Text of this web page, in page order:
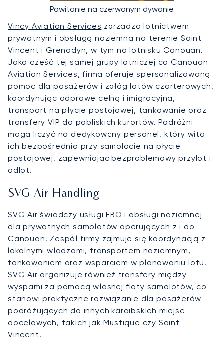
Powitanie na czerwonym dywanie
Vincy Aviation Services zarządza lotnictwem
prywatnym i obsługą naziemną na terenie Saint
Vincent i Grenadyn, w tym na lotnisku Canouan.
Jako część tej samej grupy lotniczej co Canouan
Aviation Services, firma oferuje spersonalizowaną
pomoc dla pasażerów i załóg lotów czarterowych,
koordynując odprawę celną i imigracyjną,
transport na płycie postojowej, tankowanie oraz
transfery VIP do pobliskich kurortów. Podróżni
mogą liczyć na dedykowany personel, który wita
ich bezpośrednio przy samolocie na płycie
postojowej, zapewniając bezproblemowy przylot i
odlot.
SVG Air Handling
SVG Air świadczy usługi FBO i obsługi naziemnej
dla prywatnych samolotów operujących z i do
Canouan. Zespół firmy zajmuje się koordynacją z
lokalnymi władzami, transportem naziemnym,
tankowaniem oraz wsparciem w planowaniu lotu.
SVG Air organizuje również transfery między
wyspami za pomocą własnej floty samolotów, co
stanowi praktyczne rozwiązanie dla pasażerów
podróżujących do innych karaibskich miejsc
docelowych, takich jak Mustique czy Saint
Vincent.